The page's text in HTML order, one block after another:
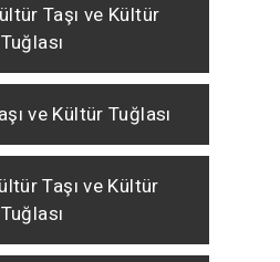
Taşı ve Kültür
Tuğlası
ve Kültür Tuğlası
Taşı ve Kültür
Tuğlası